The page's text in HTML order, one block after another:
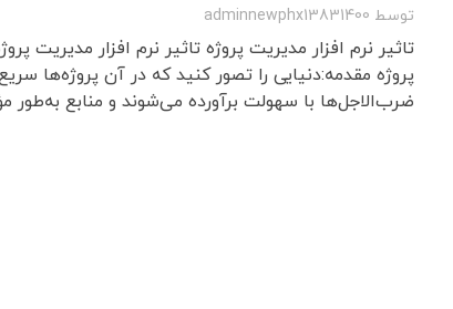
توسط adminnewphx13831400
تاثیر نرم افزار مدیریت پروژه تاثیر نرم افزار مدیریت
پروژه مقدمه:دنیایی را تصور کنید که در آن پروژه‌ها
ضرب‌الاجل‌ها با سهولت برآورده می‌شوند و منابع به‌طور